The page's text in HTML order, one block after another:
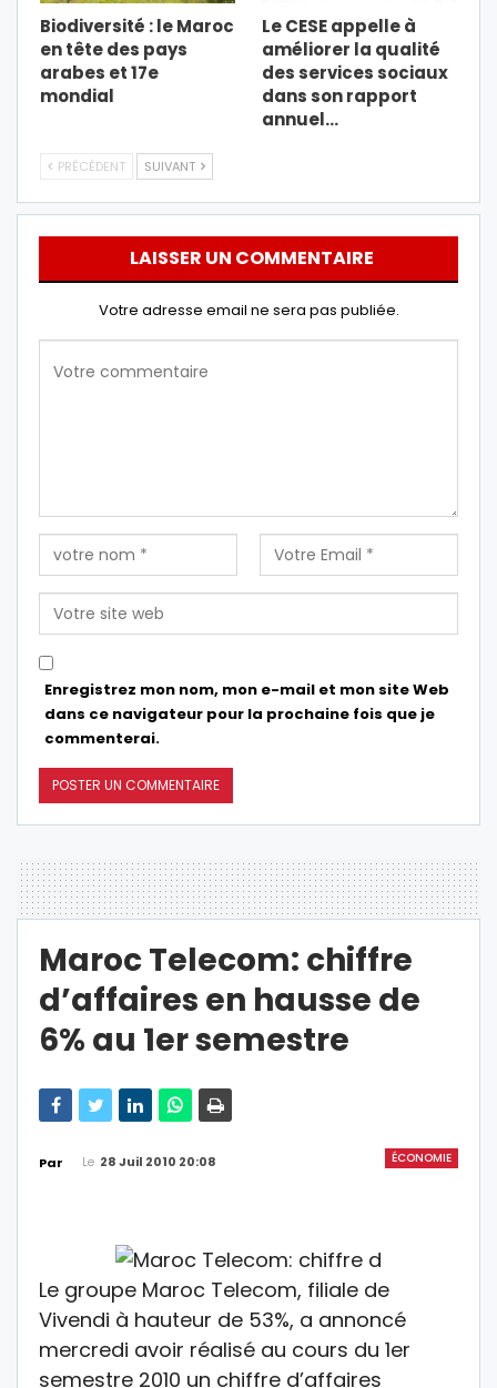
Biodiversité : le Maroc
en tête des pays
arabes et 17e
mondial
Le CESE appelle à
améliorer la qualité
des services sociaux
dans son rapport
annuel…
PRÉCÉDENT SUIVANT
LAISSER UN COMMENTAIRE
Votre adresse email ne sera pas publiée.
Enregistrez mon nom, mon e-mail et mon site Web
dans ce navigateur pour la prochaine fois que je
commenterai.
Maroc Telecom: chiffre
d’affaires en hausse de
6% au 1er semestre
ÉCONOMIE
Par Le 28 Juil 2010 20:08
Le groupe Maroc Telecom, filiale de
Vivendi à hauteur de 53%, a annoncé
mercredi avoir réalisé au cours du 1er
semestre 2010 un chiffre d’affaires